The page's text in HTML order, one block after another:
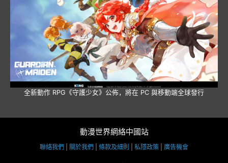
全新動作 RPG《守護少女》公佈，將在 PC 與移動端全球發行
動漫世界網絡中國站
聯絡我們 關於我們 條款及細則 私隱政策 廣告機會